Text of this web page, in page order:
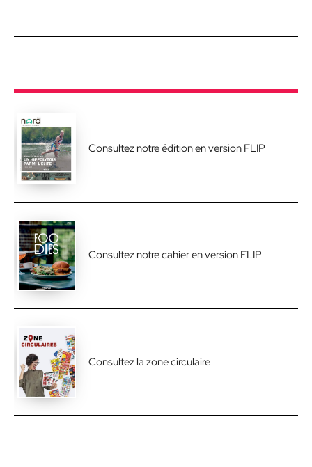
Consultez notre édition en version FLIP
Consultez notre cahier en version FLIP
Consultez la zone circulaire